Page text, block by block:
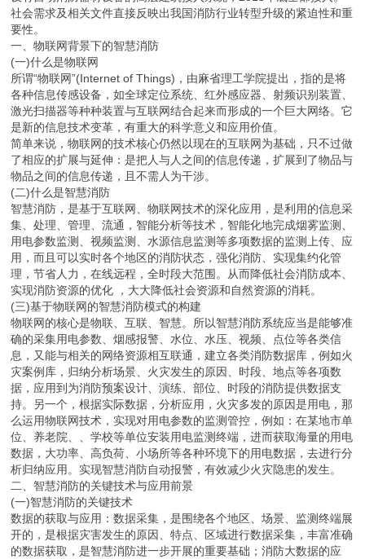
社会需求及相关文件直接反映出我国消防行业转型升级的紧迫性和重
要性。
一、物联网背景下的智慧消防
(一)什么是物联网
所谓“物联网”(Internet of Things)，由麻省理工学院提出，指的是将
各种信息传感设备，如全球定位系统、红外感应器、射频识别装置、
激光扫描器等种种装置与互联网结合起来而形成的一个巨大网络。它
是新的信息技术变革，有重大的科学意义和应用价值。
简单来说，物联网的技术核心仍然以现在的互联网为基础，只不过做
了相应的扩展与延伸：是把人与人之间的信息传递，扩展到了物品与
物品之间的信息传递，且不需人为干涉。
(二)什么是智慧消防
智慧消防，是基于互联网、物联网技术的深化应用，是利用的信息采
集、处理、管理、流通，智能分析等技术，智能化地完成烟雾监测、
用电参数监测、视频监测、水源信息监测等多项数据的监测上传、应
用，而且可以实时各个地区的消防状态，强化消防、实现集约化管
理，节省人力，在线远程，全时段大范围。从而降低社会消防成本、
实现消防资源的优化 ，大大降低社会资源和自然资源的消耗。
(三)基于物联网的智慧消防模式的构建
物联网的核心是物联、互联、智慧。所以智慧消防系统应当是能够准
确的采集用电参数、烟感报警、水位、水压、视频、点位等各类信
息，又能与相关的网络资源相互联通，建立各类消防数据库，例如火
灾案例库，归纳分析场景、火灾发生的原因、时段、地点等各项数
据，应用到为消防预案设计、演练、部位、时段的消防提供数据支
持。另一个，根据实际数据，分析应用，火灾多发的原因是用电，那
么运用物联网技术，实现对用电参数的监测管控，例如：在某地市单
位、养老院、、学校等单位安装用电监测终端，进而获取海量的用电
数据，大功率、高负荷、小场所等各种环境下的用电数据，去进行分
析归纳应用。实现智慧消防自动报警，有效减少火灾隐患的发生。
二、智慧消防的关键技术与应用前景
(一)智慧消防的关键技术
数据的获取与应用：数据采集，是围绕各个地区、场景、监测终端展
开的，是根据灾害发生的原因、特点、区域进行数据采集，丰富准确
的数据获取，是智慧消防进一步开展的重要基础；消防大数据的应